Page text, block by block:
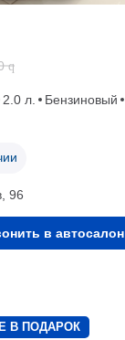
q
2.0 л. Бензиновый
96
в автосалон
В ПОДАРОК